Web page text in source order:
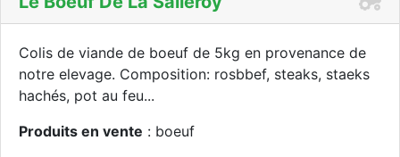
Colis de viande de boeuf de 5kg en provenance de
notre elevage. Composition: rosbbef, steaks, staeks
hachés, pot au feu...
Produits en vente : boeuf